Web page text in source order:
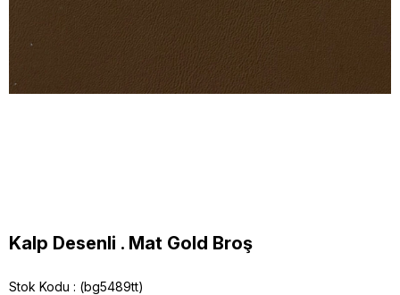
Kalp Desenli . Mat Gold Broş
Stok Kodu (bg5489tt)